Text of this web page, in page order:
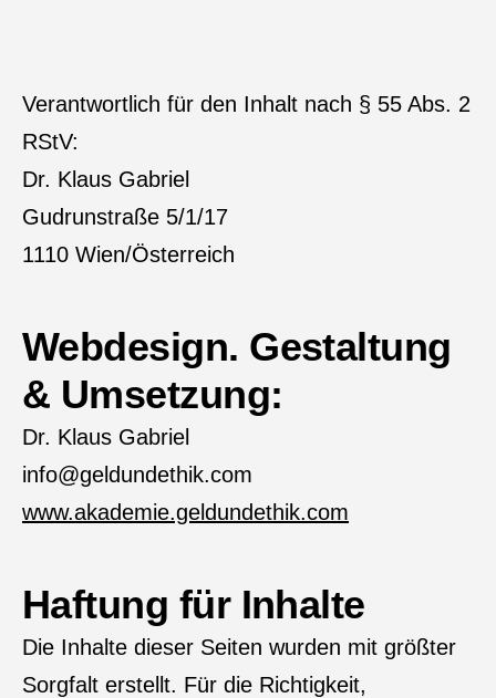
Verantwortlich für den Inhalt nach § 55 Abs. 2
RStV:
Dr. Klaus Gabriel
Gudrunstraße 5/1/17
1110 Wien/Österreich
Webdesign. Gestaltung
& Umsetzung:
Dr. Klaus Gabriel
info@geldundethik.com
www.akademie.geldundethik.com
Haftung für Inhalte
Die Inhalte dieser Seiten wurden mit größter
Sorgfalt erstellt. Für die Richtigkeit,